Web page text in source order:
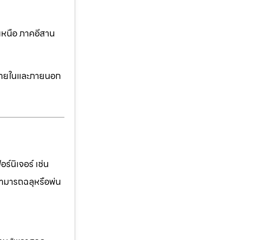
นือ ภาคอีสาน
ในและภายนอก
นิเจอร์ เช่น
มารถฉลุหรือพ่น